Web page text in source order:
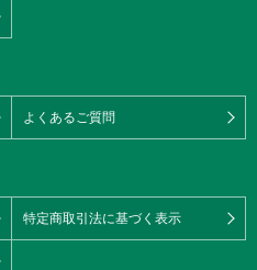
よくあるご質問
特定商取引法に基づく表示